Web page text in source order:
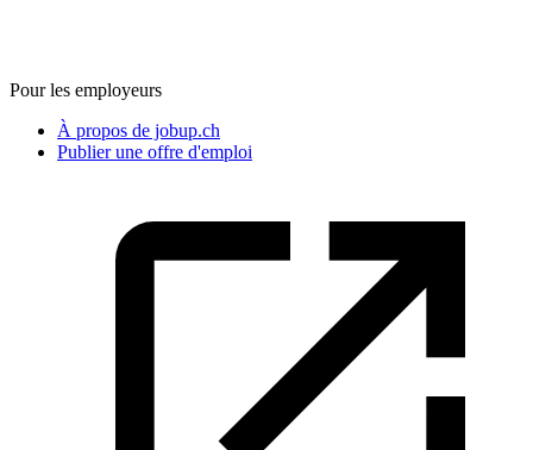
Pour les employeurs
À propos de jobup.ch
Publier une offre d'emploi